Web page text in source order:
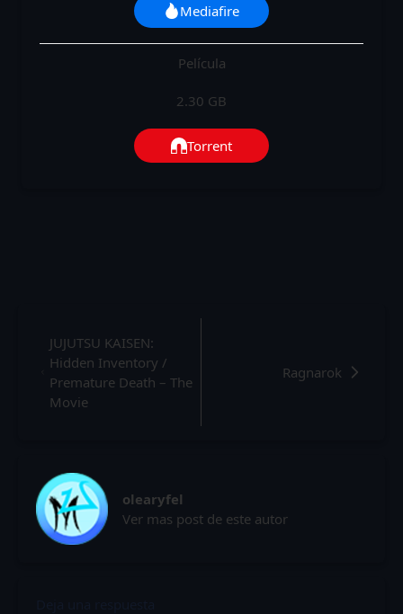
Mediafire
Película
2.30 GB
Torrent
JUJUTSU KAISEN:
Hidden Inventory /
Premature Death – The
Movie
Ragnarok
olearyfel
Ver mas post de este autor